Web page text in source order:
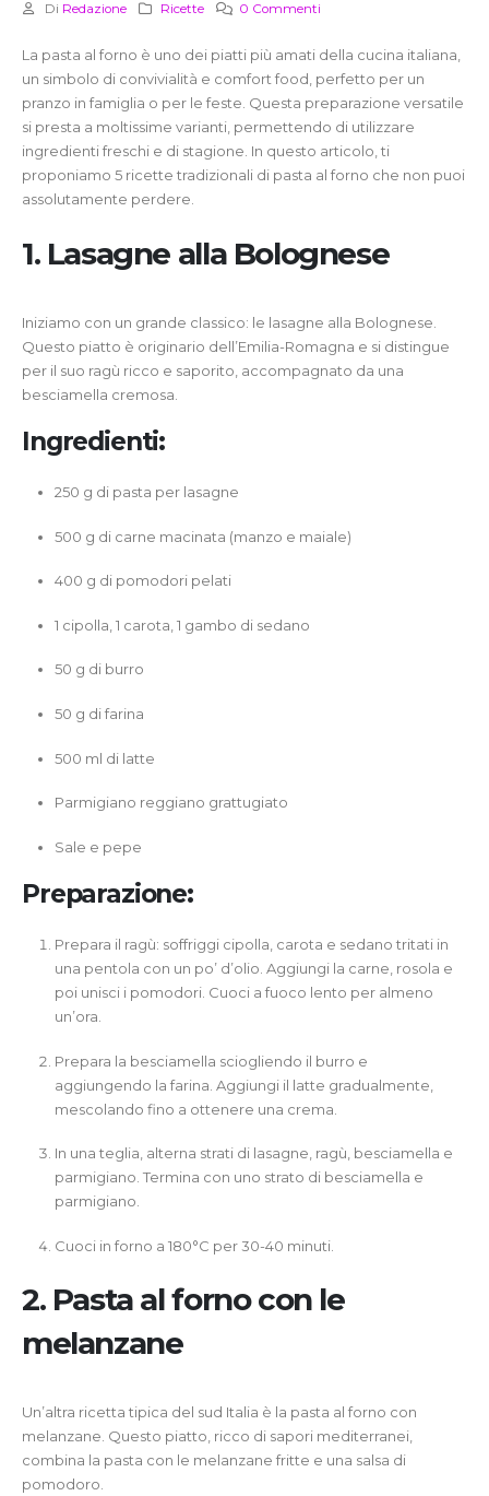
Di Redazione Ricette 0 Commenti
La pasta al forno è uno dei piatti più amati della cucina italiana,
un simbolo di convivialità e comfort food, perfetto per un
pranzo in famiglia o per le feste. Questa preparazione versatile
si presta a moltissime varianti, permettendo di utilizzare
ingredienti freschi e di stagione. In questo articolo, ti
proponiamo 5 ricette tradizionali di pasta al forno che non puoi
assolutamente perdere.
1. Lasagne alla Bolognese
Iniziamo con un grande classico: le lasagne alla Bolognese.
Questo piatto è originario dell’Emilia-Romagna e si distingue
per il suo ragù ricco e saporito, accompagnato da una
besciamella cremosa.
Ingredienti:
250 g di pasta per lasagne
500 g di carne macinata (manzo e maiale)
400 g di pomodori pelati
1 cipolla, 1 carota, 1 gambo di sedano
50 g di burro
50 g di farina
500 ml di latte
Parmigiano reggiano grattugiato
Sale e pepe
Preparazione:
Prepara il ragù: soffriggi cipolla, carota e sedano tritati in
una pentola con un po’ d’olio. Aggiungi la carne, rosola e
poi unisci i pomodori. Cuoci a fuoco lento per almeno
un’ora.
Prepara la besciamella sciogliendo il burro e
aggiungendo la farina. Aggiungi il latte gradualmente,
mescolando fino a ottenere una crema.
In una teglia, alterna strati di lasagne, ragù, besciamella e
parmigiano. Termina con uno strato di besciamella e
parmigiano.
Cuoci in forno a 180°C per 30-40 minuti.
2. Pasta al forno con le
melanzane
Un’altra ricetta tipica del sud Italia è la pasta al forno con
melanzane. Questo piatto, ricco di sapori mediterranei,
combina la pasta con le melanzane fritte e una salsa di
pomodoro.